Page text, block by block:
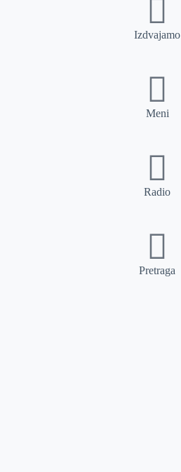
Izdvajamo
Meni
Radio
Pretraga